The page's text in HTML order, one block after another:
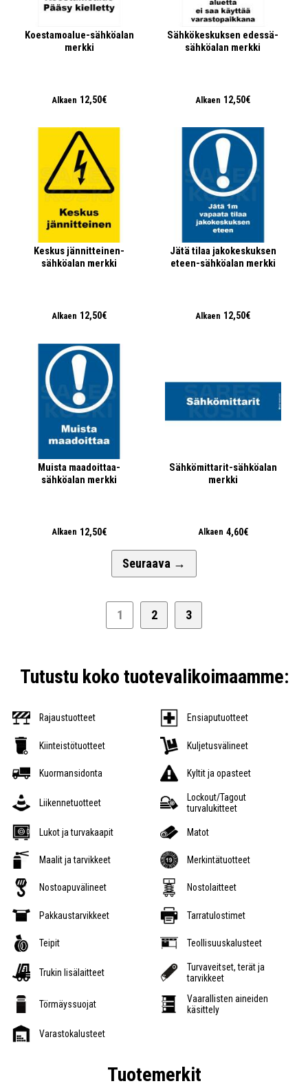
Koestamoalue-sähköalan
merkki
Alkaen 12,50€
Sähkökeskuksen edessä-
sähköalan merkki
Alkaen 12,50€
Keskus jännitteinen-
sähköalan merkki
Alkaen 12,50€
Jätä tilaa jakokeskuksen
eteen-sähköalan merkki
Alkaen 12,50€
Muista maadoittaa-
sähköalan merkki
Alkaen 12,50€
Sähkömittarit-sähköalan
merkki
Alkaen 4,60€
1 2 3
Seuraava →
Tutustu koko tuotevalikoimaamme:
Rajaustuotteet Ensiaputuotteet
Kiinteistötuotteet Kuljetusvälineet
Kuormansidonta Kyltit ja opasteet
Liikennetuotteet
Lockout/Tagout
turvalukitteet
Lukot ja turvakaapit Matot
Maalit ja tarvikkeet Merkintätuotteet
Nostoapuvälineet Nostolaitteet
Pakkaustarvikkeet Tarratulostimet
Teipit Teollisuuskalusteet
Trukin lisälaitteet
Turvaveitset, terät ja
tarvikkeet
Törmäyssuojat
Vaarallisten aineiden
käsittely
Varastokalusteet
Tuotemerkit